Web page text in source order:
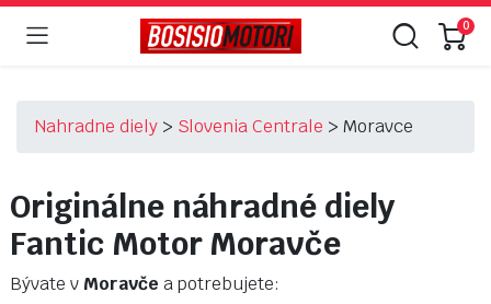
0
Nahradne diely> Slovenia Centrale > Moravce
Originálne náhradné diely
Fantic Motor Moravče
Bývate v Moravče a potrebujete: